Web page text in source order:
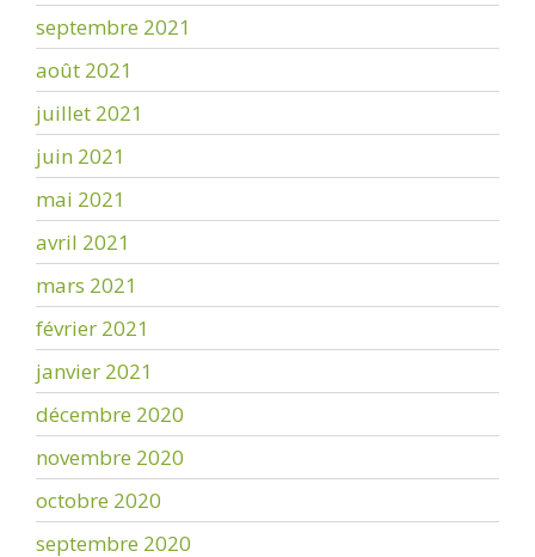
septembre 2021
août 2021
juillet 2021
juin 2021
mai 2021
avril 2021
mars 2021
février 2021
janvier 2021
décembre 2020
novembre 2020
octobre 2020
septembre 2020